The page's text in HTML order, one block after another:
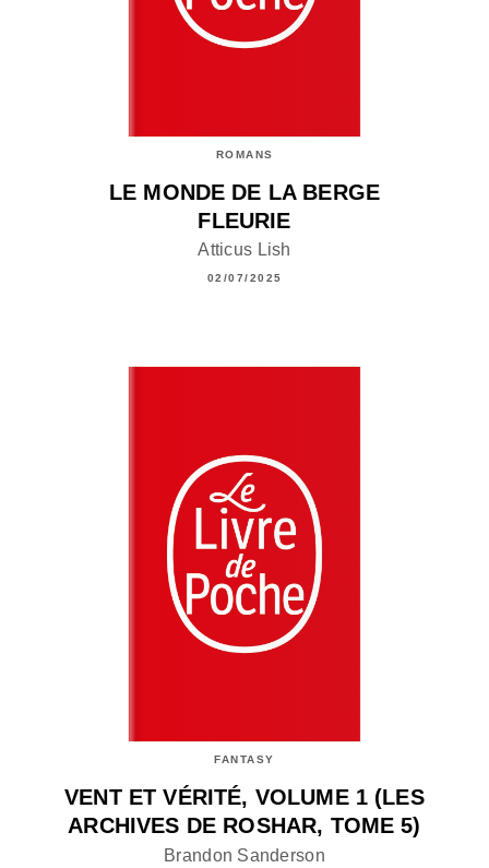
ROMANS
LE MONDE DE LA BERGE
FLEURIE
Atticus Lish
02/07/2025
FANTASY
VENT ET VÉRITÉ, VOLUME 1 (LES
ARCHIVES DE ROSHAR, TOME 5)
Brandon Sanderson